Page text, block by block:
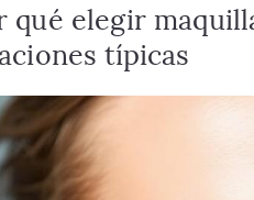
qué elegir
típicas